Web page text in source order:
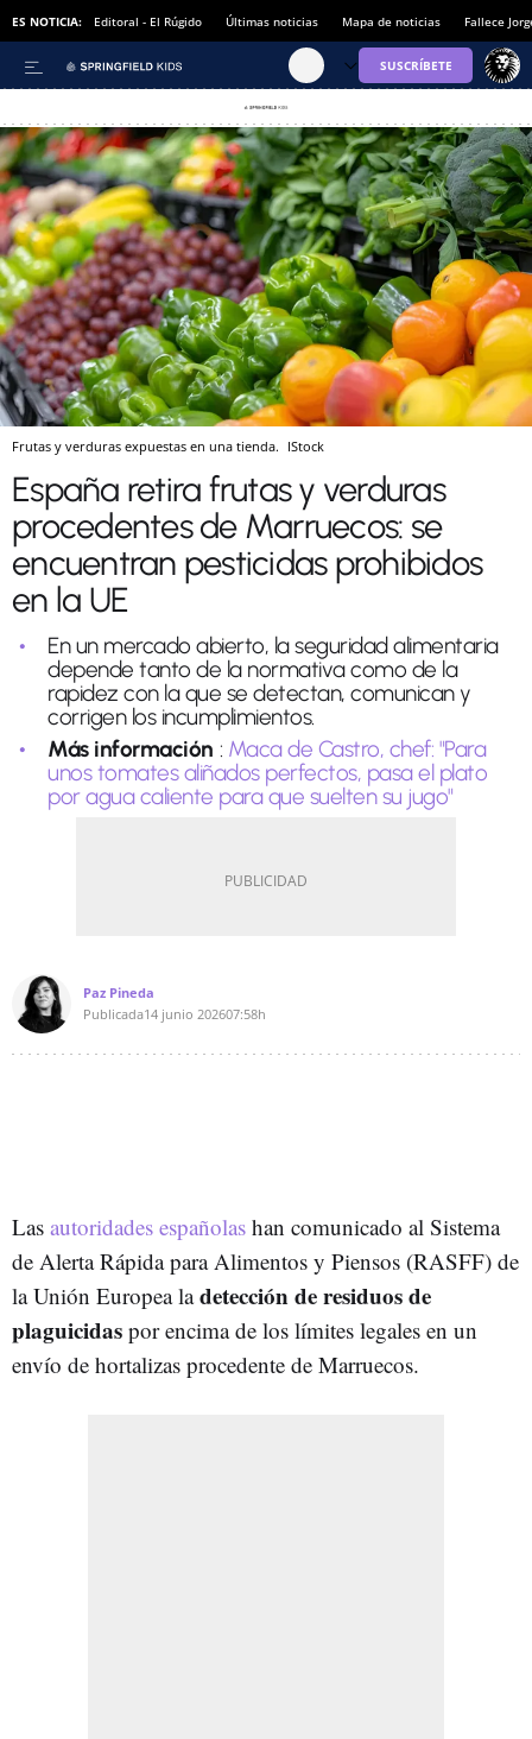
ES NOTICIA: Editoral - El Rúgido Últimas noticias Mapa de noticias Fallece
Frutas y verduras expuestas en una tienda. IStock
España retira frutas y verduras
procedentes de Marruecos: se
encuentran pesticidas prohibidos
en la UE
En un mercado abierto, la seguridad alimentaria
depende tanto de la normativa como de la
rapidez con la que se detectan, comunican y
corrigen los incumplimientos.
Más información : Maca de Castro, chef: "Para
unos tomates aliñados perfectos, pasa el plato
por agua caliente para que suelten su jugo"
Paz Pineda
Publicada14 junio 202607:58h
Las autoridades españolas han comunicado al Sistema
de Alerta Rápida para Alimentos y Piensos (RASFF) de
la Unión Europea ladetección de residuos de
plaguicidas por encima de los límites legales en un
envío de hortalizas procedente de Marruecos.